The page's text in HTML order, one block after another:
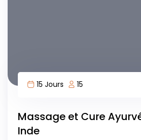
15 Jours 15
Massage et Cure
Inde